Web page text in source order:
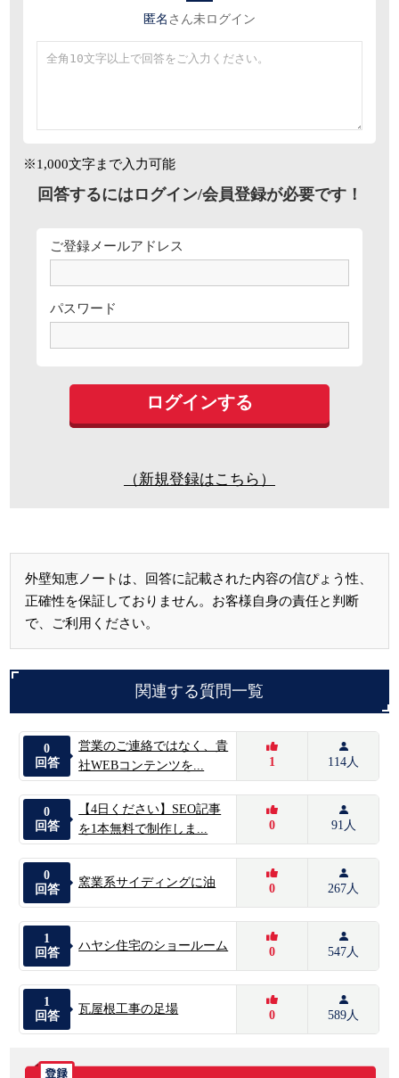
匿名 さん未ログイン
※1,000文字まで入力可能
回答するにはログイン/会員登録が必要です！
ご登録メールアドレス
パスワード
（新規登録はこちら）
外壁知恵ノートは、回答に記載された内容の信ぴょう性、
正確性を保証しておりません。お客様自身の責任と判断
で、ご利用ください。
関連する質問一覧
0
回答
営業のご連絡ではなく、貴
社WEBコンテンツを...
1 114人
0
回答
【4日ください】SEO記事
を1本無料で制作しま...
0 91人
0
回答
窯業系サイディングに油 0 267人
1
回答
ハヤシ住宅のショールーム 0 547人
1
回答
瓦屋根工事の足場 0 589人